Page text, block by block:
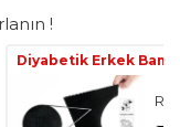
!
Diyabetik Erkek